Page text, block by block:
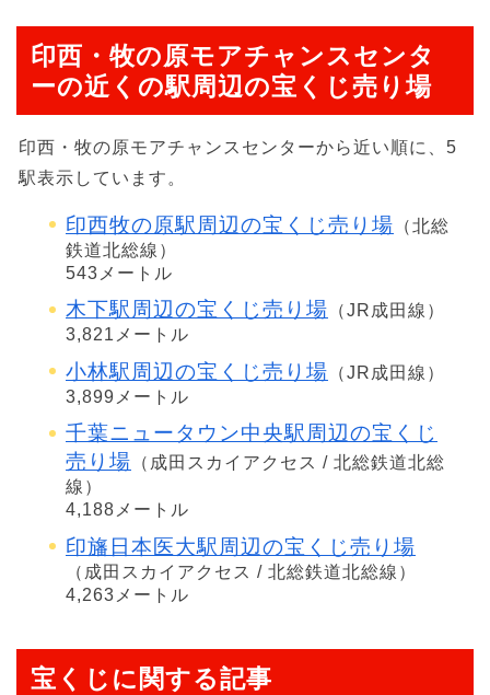
印西・牧の原モアチャンスセンタ
ーの近くの駅周辺の宝くじ売り場
印西・牧の原モアチャンスセンターから近い順に、5
駅表示しています。
印西牧の原駅周辺の宝くじ売り場 （北総
鉄道北総線）
543メートル
木下駅周辺の宝くじ売り場 （JR成田線）
3,821メートル
小林駅周辺の宝くじ売り場 （JR成田線）
3,899メートル
千葉ニュータウン中央駅周辺の宝くじ
売り場 （成田スカイアクセス / 北総鉄道北総
線）
4,188メートル
印旛日本医大駅周辺の宝くじ売り場
（成田スカイアクセス / 北総鉄道北総線）
4,263メートル
宝くじに関する記事